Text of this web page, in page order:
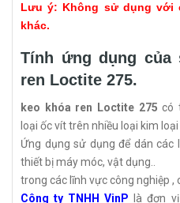
Lưu ý: Không sử dụng với
khác.
Tính ứng dụng của
ren Loctite 275.
keo khóa ren Loctite 275 có
loại ốc vít trên nhiều loại kim loại
Ứng dụng sử dụng để dán các
thiết bị máy móc, vật dụng..
trong các lĩnh vực công nghiệp ,
Công ty TNHH VinP là đơn